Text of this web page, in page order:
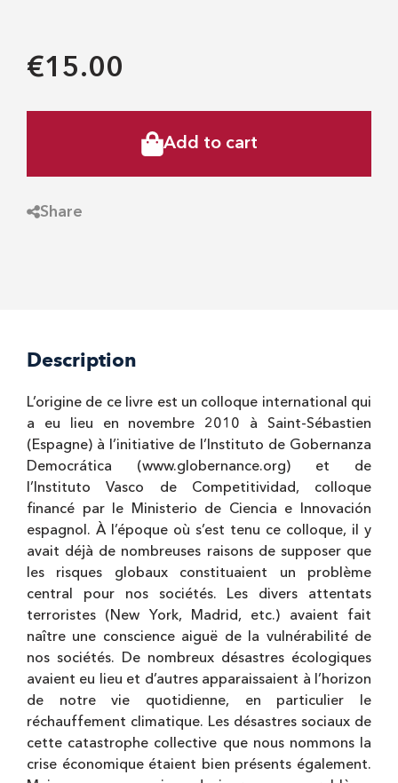
€15.00
Add to cart
Share
Description
L’origine de ce livre est un colloque international qui
a eu lieu en novembre 2010 à Saint-Sébastien
(Espagne) à l’initiative de l’Instituto de Gobernanza
Democrática (www.globernance.org) et de
l’Instituto Vasco de Competitividad, colloque
financé par le Ministerio de Ciencia e Innovación
espagnol. À l’époque où s’est tenu ce colloque, il y
avait déjà de nombreuses raisons de supposer que
les risques globaux constituaient un problème
central pour nos sociétés. Les divers attentats
terroristes (New York, Madrid, etc.) avaient fait
naître une conscience aiguë de la vulnérabilité de
nos sociétés. De nombreux désastres écologiques
avaient eu lieu et d’autres apparaissaient à l’horizon
de notre vie quotidienne, en particulier le
réchauffement climatique. Les désastres sociaux de
cette catastrophe collective que nous nommons la
crise économique étaient bien présents également.